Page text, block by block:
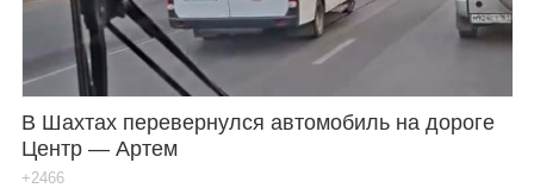
В Шахтах перевернулся автомобиль на дороге
Центр — Артем
+2466